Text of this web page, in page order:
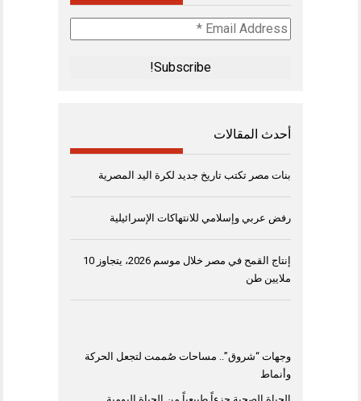
Email
Address
أحدث المقالات
بنات مصر تكتب تاريخ جديد لكرة اليد المصرية
رفض عربي وإسلامي للانتهاكات الإسرائيلية
إنتاج القمح في مصر خلال موسم 2026، يتجاوز 10
ملايين طن
وجهات “شروق”.. مساحات صُممت لتجعل الحركة
وأنماط